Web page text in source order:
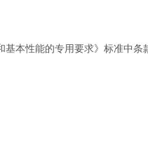
本性能的专用要求》标准中条